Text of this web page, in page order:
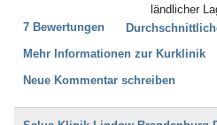
ländlicher
7 Bewertungen
Mehr Informationen zur Kurklinik
Neue Kommentar schreiben